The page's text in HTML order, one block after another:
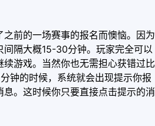
前的一场赛事的报名而懊恼。因为
间隔大概15-30分钟。玩家完全可以
游戏。当然你也无需担心获错过比
钟的时候，系统就会出现提示你报
。这时候你只要直接点击提示的消